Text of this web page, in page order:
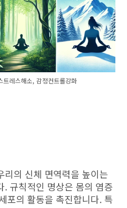
트레스해소, 감정컨트롤강화
리의 신체 면역력을 높이는
. 규칙적인 명상은 몸의 염증
포의 활동을 촉진합니다. 특